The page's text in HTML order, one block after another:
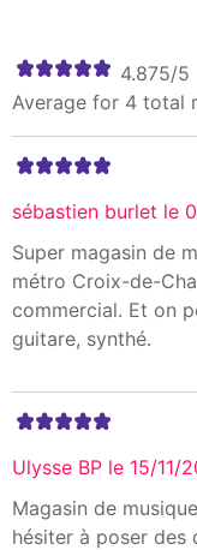
4.875/5
Average for 4 total
sébastien burlet le
Super magasin de
métro Croix-de-
commercial. Et on
guitare, synthé.
Ulysse BP le 15/11/
Magasin de
hésiter à poser des